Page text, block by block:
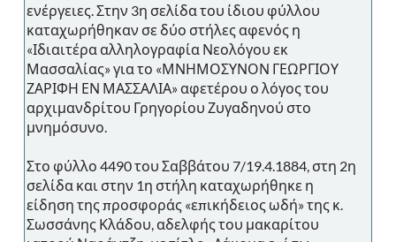
ενέργειες. Στην 3η σελίδα του ίδιου φύλλου
καταχωρήθηκαν σε δύο στήλες αφενός η
«Ιδιαιτέρα αλληλογραφία Νεολόγου εκ
Μασσαλίας» για το «ΜΝΗΜΟΣΥΝΟΝ ΓΕΩΡΓΙΟΥ
ΖΑΡΙΦΗ ΕΝ ΜΑΣΣΑΛΙΑ» αφετέρου ο λόγος του
αρχιμανδρίτου Γρηγορίου Ζυγαδηνού στο
μνημόσυνο.
Στο φύλλο 4490 του Σαββάτου 7/19.4.1884, στη 2η
σελίδα και στην 1η στήλη καταχωρήθηκε η
είδηση της προσφοράς «επικήδειος ωδή» της κ.
Σωσσάνης Κλάδου, αδελφής του μακαρίτου